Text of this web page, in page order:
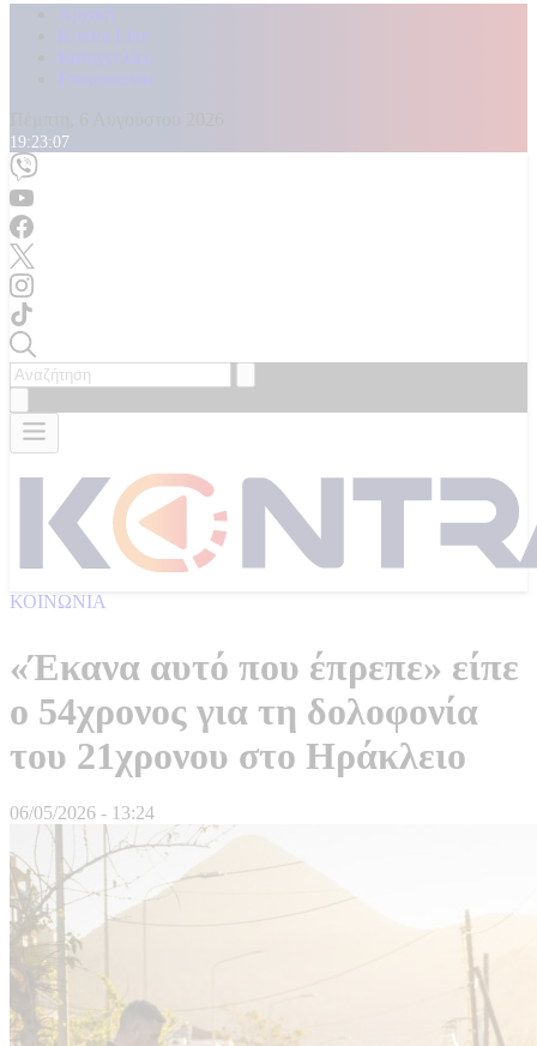
Αρχική
Kontra Live
Καταγγελίες
Επικοινωνία
19:23:09
ΚΟΙΝΩΝΙΑ
«Έκανα αυτό που έπρεπε» είπε
ο 54χρονος για τη δολοφονία
του 21χρονου στο Ηράκλειο
06/05/2026 - 13:24